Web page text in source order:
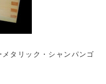
タリック・シャンパンゴ